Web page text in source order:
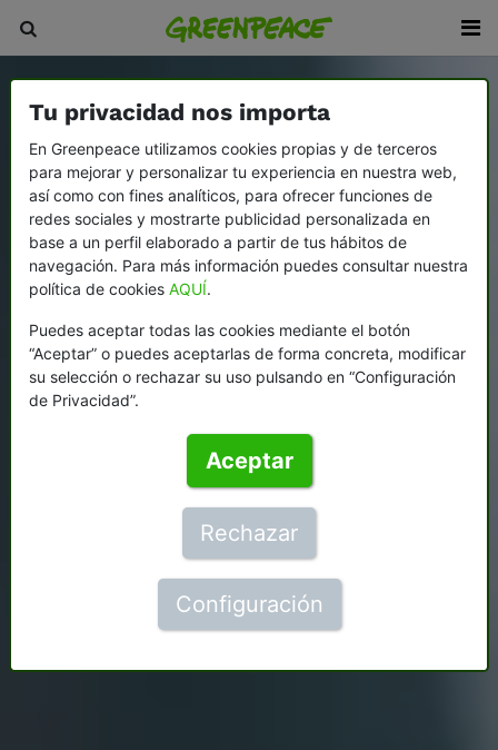
Tu privacidad nos importa
En Greenpeace utilizamos cookies propias y de terceros
para mejorar y personalizar tu experiencia en nuestra web,
así como con fines analíticos, para ofrecer funciones de
redes sociales y mostrarte publicidad personalizada en
base a un perfil elaborado a partir de tus hábitos de
navegación. Para más información puedes consultar nuestra
política de cookies AQUÍ.
Puedes aceptar todas las cookies mediante el botón
“Aceptar” o puedes aceptarlas de forma concreta, modificar
su selección o rechazar su uso pulsando en “Configuración
de Privacidad”.
Aceptar
Rechazar
Configuración